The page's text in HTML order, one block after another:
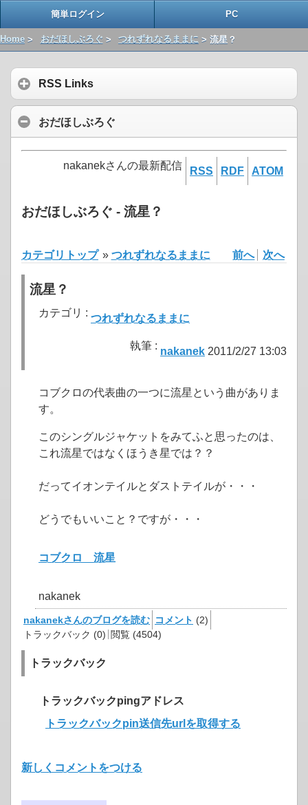
簡単ログイン PC
Home > おだほしぶろぐ > つれずれなるままに > 流星？
RSS Links
おだほしぶろぐ
nakanekさんの最新配信 RSS RDF ATOM
おだほしぶろぐ - 流星？
カテゴリトップ » つれずれなるままに 前へ 次へ
流星？
カテゴリ : つれずれなるままに
執筆 : nakanek 2011/2/27 13:03
コブクロの代表曲の一つに流星という曲がありま
す。
このシングルジャケットをみてふと思ったのは、
これ流星ではなくほうき星では？？
だってイオンテイルとダストテイルが・・・
どうでもいいこと？ですが・・・
コブクロ 流星
nakanek
nakanekさんのブログを読む コメント (2)
トラックバック (0) 閲覧 (4504)
トラックバック
トラックバックpingアドレス
トラックバックpin送信先urlを取得する
新しくコメントをつける